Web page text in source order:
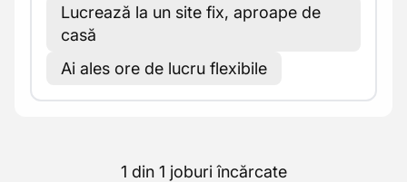
Lucrează la un site fix, aproape de
casă
Ai ales ore de lucru flexibile
1 din 1 joburi încărcate